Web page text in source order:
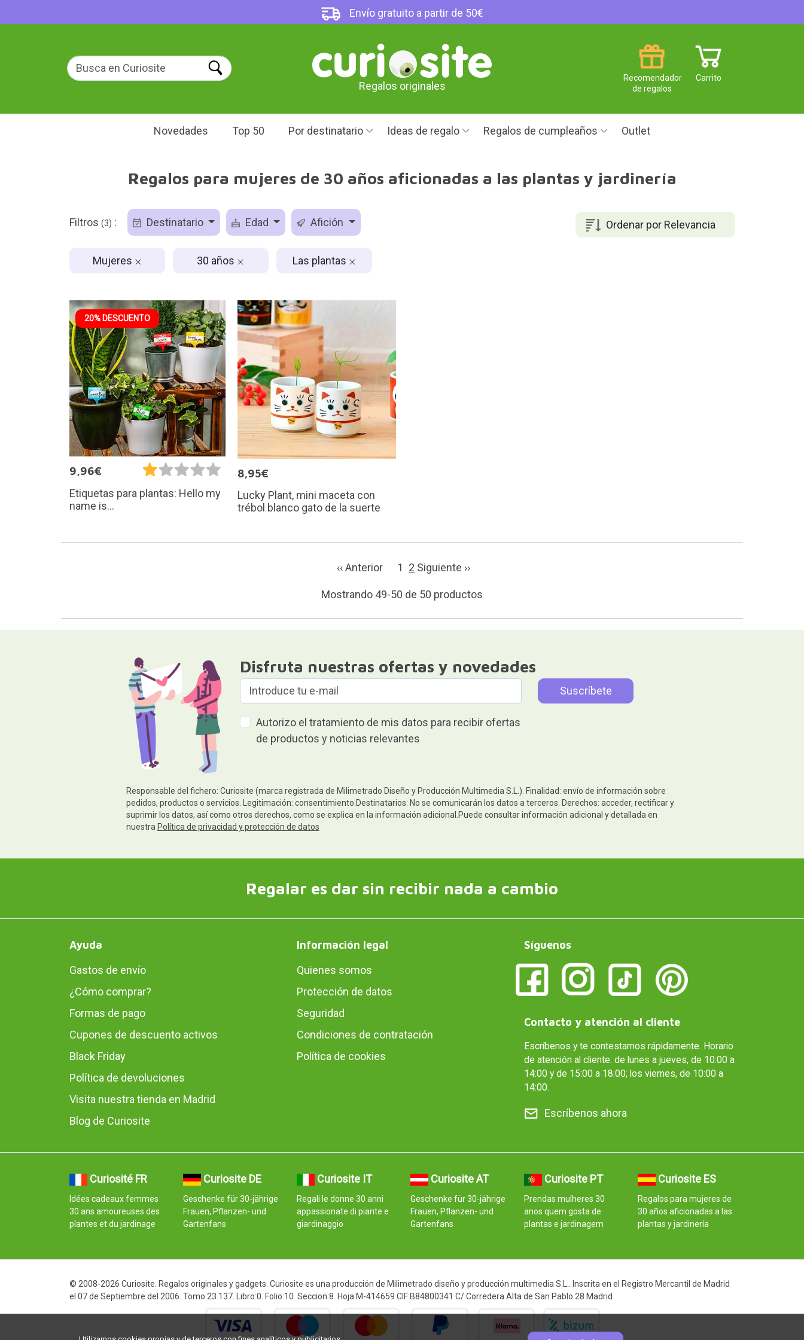
Envío gratuito a partir de 50€
Regalos originales
Carrito
Recomendador
de regalos
Novedades Top 50 Por destinatario Ideas de regalo Regalos de cumpleaños Outlet
Regalos para mujeres de 30 años aficionadas a las plantas y jardinería
Ordenar por Relevancia
Filtros (3) : Destinatario Edad Afición
Mujeres 30 años Las plantas
20% DESCUENTO
9,96€
Etiquetas para plantas: Hello my
name is...
8,95€
Lucky Plant, mini maceta con
trébol blanco gato de la suerte
‹‹ Anterior 1 2 Siguiente ››
Mostrando 49-50 de 50 productos
Disfruta nuestras ofertas y novedades
Autorizo el tratamiento de mis datos para recibir ofertas
de productos y noticias relevantes
Responsable del fichero: Curiosite (marca registrada de Milimetrado Diseño y Producción Multimedia S.L.). Finalidad: envío de información sobre
pedidos, productos o servicios. Legitimación: consentimiento.Destinatarios: No se comunicarán los datos a terceros. Derechos: acceder, rectificar y
suprimir los datos, así como otros derechos, como se explica en la información adicional.Puede consultar información adicional y detallada en
nuestra Política de privacidad y protección de datos
Regalar es dar sin recibir nada a cambio
Ayuda
Gastos de envío
¿Cómo comprar?
Formas de pago
Cupones de descuento activos
Black Friday
Política de devoluciones
Visita nuestra tienda en Madrid
Blog de Curiosite
Información legal
Quienes somos
Protección de datos
Seguridad
Condiciones de contratación
Política de cookies
Síguenos
Contacto y atención al cliente
Escríbenos y te contestamos rápidamente. Horario
de atención al cliente: de lunes a jueves, de 10:00 a
14:00 y de 15:00 a 18:00; los viernes, de 10:00 a
14:00.
Escríbenos ahora
Curiosité FR
Idées cadeaux femmes
30 ans amoureuses des
plantes et du jardinage
Curiosite DE
Geschenke für 30-jährige
Frauen, Pflanzen- und
Gartenfans
Curiosite IT
Regali le donne 30 anni
appassionate di piante e
giardinaggio
Curiosite AT
Geschenke für 30-jährige
Frauen, Pflanzen- und
Gartenfans
Curiosite PT
Prendas mulheres 30
anos quem gosta de
plantas e jardinagem
Curiosite ES
Regalos para mujeres de
30 años aficionadas a las
plantas y jardinería
© 2008-2026 Curiosite. Regalos originales y gadgets. Curiosite es una producción de Milimetrado diseño y producción multimedia S.L.. Inscrita en el Registro Mercantil de Madrid
el 07 de Septiembre del 2006. Tomo:23.137. Libro:0. Folio:10. Seccion:8. Hoja:M-414659 CIF:B84800341 C/ Corredera Alta de San Pablo 28 Madrid